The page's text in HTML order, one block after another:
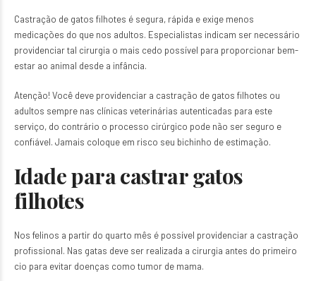
Castração de gatos filhotes é segura, rápida e exige menos
medicações do que nos adultos. Especialistas indicam ser necessário
providenciar tal cirurgia o mais cedo possível para proporcionar bem-
estar ao animal desde a infância.
Atenção! Você deve providenciar a castração de gatos filhotes ou
adultos sempre nas clínicas veterinárias autenticadas para este
serviço, do contrário o processo cirúrgico pode não ser seguro e
confiável. Jamais coloque em risco seu bichinho de estimação.
Idade para castrar gatos
filhotes
Nos felinos a partir do quarto mês é possível providenciar a castração
profissional. Nas gatas deve ser realizada a cirurgia antes do primeiro
cio para evitar doenças como tumor de mama.